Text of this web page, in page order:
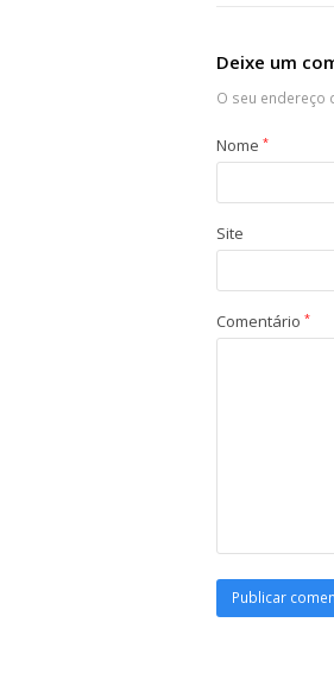
Deixe um
O seu endereço
Nome *
Site
Comentário *